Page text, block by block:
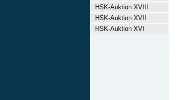
HSK-Auktion XVIII
HSK-Auktion XVII
HSK-Auktion XVI